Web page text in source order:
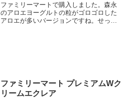
ファミリーマートで購入しました。森永
のアロエヨーグルトの粒がゴロゴロした
アロエが多いバージョンですね。せっか
ファミリーマート プレミアムWク
リームエクレア